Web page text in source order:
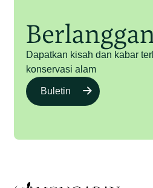
Dapatkan kisah dan kabar
konservasi alam
Buletin